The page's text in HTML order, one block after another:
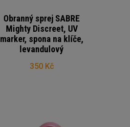
Obranný sprej SABRE
Mighty Discreet, UV
marker, spona na klíče,
levandulový
350 Kč